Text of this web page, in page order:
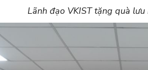
Lãnh đạo VKIST tặng quà